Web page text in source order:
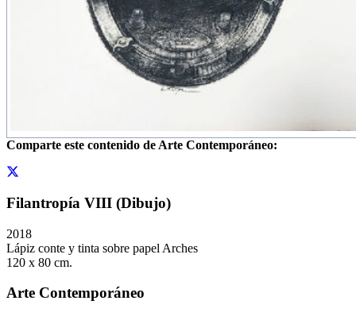
Comparte este contenido de Arte Contemporáneo:
Filantropía VIII (Dibujo)
2018
Lápiz conte y tinta sobre papel Arches
120 x 80 cm.
Arte Contemporáneo